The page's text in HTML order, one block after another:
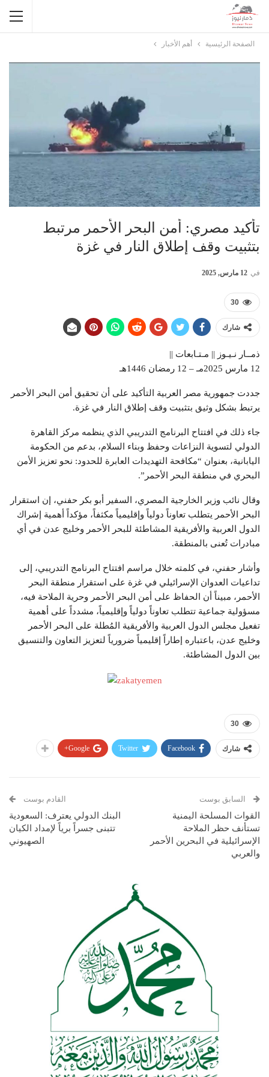
الصفحة الرئيسية أهم الأخبار
تأكيد مصري: أمن البحر الأحمر مرتبط
بتثبيت وقف إطلاق النار في غزة
في 12 مارس, 2025
30
شارك
ذمــار نـيـوز || مـتـابعات ||
12 مارس 2025مـ – 12 رمضان 1446هـ
جددت جمهورية مصر العربية التأكيد على أن تحقيق أمن البحر الأحمر
يرتبط بشكل وثيق بتثبيت وقف إطلاق النار في غزة.
جاء ذلك في افتتاح البرنامج التدريبي الذي ينظمه مركز القاهرة
الدولي لتسوية النزاعات وحفظ وبناء السلام، بدعم من الحكومة
اليابانية، بعنوان “مكافحة التهديدات العابرة للحدود: نحو تعزيز الأمن
البحري في منطقة البحر الأحمر”.
وقال نائب وزير الخارجية المصري، السفير أبو بكر حفني، إن استقرار
البحر الأحمر يتطلب تعاوناً دولياً وإقليمياً مكثفاً، مؤكداً أهمية إشراك
الدول العربية والأفريقية المشاطئة للبحر الأحمر وخليج عدن في أي
مبادرات تُعنى بالمنطقة.
وأشار حفني، في كلمته خلال مراسم افتتاح البرنامج التدريبي، إلى
تداعيات العدوان الإسرائيلي في غزة على استقرار منطقة البحر
الأحمر، مبيناً أن الحفاظ على أمن البحر الأحمر وحرية الملاحة فيه،
مسؤولية جماعية تتطلب تعاوناً دولياً وإقليمياً، مشدداً على أهمية
تفعيل مجلس الدول العربية والأفريقية المُطلة على البحر الأحمر
وخليج عدن، باعتباره إطاراً إقليمياً ضرورياً لتعزيز التعاون والتنسيق
بين الدول المشاطئة.
30
شارك Facebook
Twitter
Google+
السابق بوست
القوات المسلحة اليمنية
تستأنف حظر الملاحة
الإسرائيلية في البحرين الأحمر
والعربي
القادم بوست
البنك الدولي يعترف: السعودية
تتبنى جسراً برياً لإمداد الكيان
الصهيوني